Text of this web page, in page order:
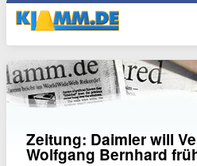
Zeitung: Daimler will
Wolfgang Bernhard